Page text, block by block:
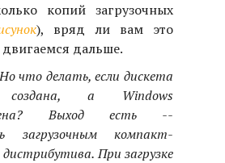
копий загрузочных
), вряд ли вам это
дальше.
что делать, если дискета
а Windows
Выход есть --
загрузочным компакт-
При загрузке